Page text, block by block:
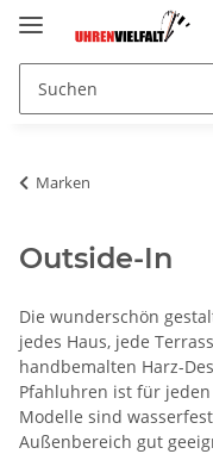
Marken
Outside-In
Die wunderschön
jedes Haus, jede
handbemalten Harz-
Pfahluhren ist für jeden
Modelle sind
Außenbereich gut